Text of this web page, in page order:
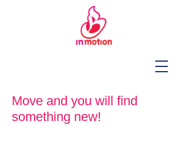
Move and you will find
something new!